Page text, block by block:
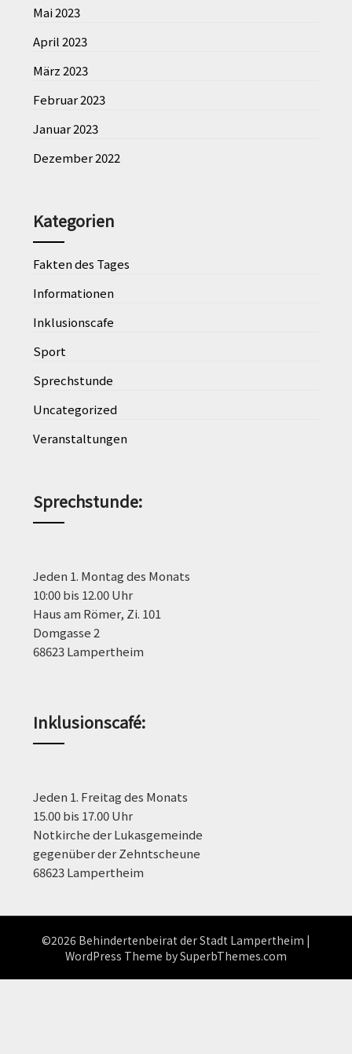
Mai 2023
April 2023
März 2023
Februar 2023
Januar 2023
Dezember 2022
Kategorien
Fakten des Tages
Informationen
Inklusionscafe
Sport
Sprechstunde
Uncategorized
Veranstaltungen
Sprechstunde:
Jeden 1. Montag des Monats
10:00 bis 12.00 Uhr
Haus am Römer, Zi. 101
Domgasse 2
68623 Lampertheim
Inklusionscafé:
Jeden 1. Freitag des Monats
15.00 bis 17.00 Uhr
Notkirche der Lukasgemeinde
gegenüber der Zehntscheune
68623 Lampertheim
©2026 Behindertenbeirat der Stadt Lampertheim |
WordPress Theme bySuperbThemes.com